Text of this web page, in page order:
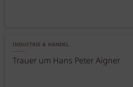
INDUSTRIE & HANDEL
Trauer um Hans Peter Aigner